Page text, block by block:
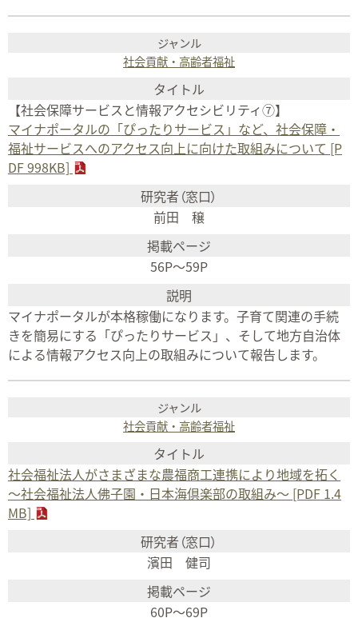
社会貢献・高齢者福祉
【社会保障サービスと情報アクセシビリティ⑦】
マイナポータルの「ぴったりサービス」など、社会保障・
福祉サービスへのアクセス向上に向けた取組みについて [P
DF 998KB]
前田 穣
56P～59P
マイナポータルが本格稼働になります。子育て関連の手続
きを簡易にする「ぴったりサービス」、そして地方自治体
による情報アクセス向上の取組みについて報告します。
社会貢献・高齢者福祉
社会福祉法人がさまざまな農福商工連携により地域を拓く
〜社会福祉法人佛子園・日本海倶楽部の取組み〜 [PDF 1.4
MB]
濱田 健司
60P～69P